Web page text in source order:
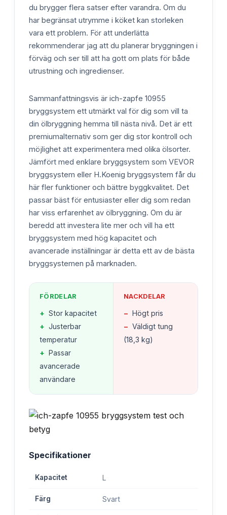
du brygger flera satser efter varandra. Om du
har begränsat utrymme i köket kan storleken
vara ett problem. För att underlätta
rekommenderar jag att du planerar bryggningen i
förväg och ser till att ha gott om plats för både
utrustning och ingredienser.
Sammanfattningsvis är ich-zapfe 10955
bryggsystem ett utmärkt val för dig som vill ta
din ölbryggning hemma till nästa nivå. Det är ett
premiumalternativ som ger dig stor kontroll och
möjlighet att experimentera med olika ölsorter.
Jämfört med enklare bryggsystem som VEVOR
bryggsystem eller H.Koenig bryggsystem får du
här fler funktioner och bättre byggkvalitet. Det
passar bäst för entusiaster eller dig som redan
har viss erfarenhet av ölbryggning. Om du är
beredd att investera lite mer och vill ha ett
bryggsystem med hög kapacitet och
avancerade inställningar är detta ett av de bästa
bryggsystemen på marknaden.
FÖRDELAR
+ Stor kapacitet
+ Justerbar
temperatur
+ Passar
avancerade
användare
NACKDELAR
− Högt pris
− Väldigt tung
(18,3 kg)
Specifikationer
Kapacitet L
Färg Svart